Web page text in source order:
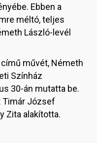
Ebben a
méltó, teljes
László-levél
művét, Németh
Színház
30-án mutatta be.
Timár József
Zita alakította.